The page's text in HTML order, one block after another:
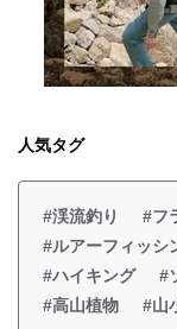
人気タグ
#渓流釣り
#フ
#ルアーフィッシ
#ハイキング
#
#高山植物
#山